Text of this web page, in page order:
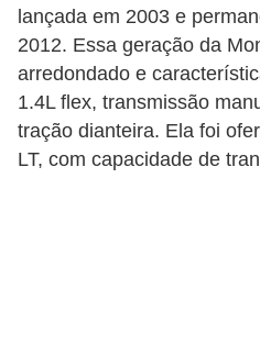
lançada em 2003 e
2012. Essa geração da
arredondado e
1.4L flex, transmissão
tração dianteira. Ela foi
LT, com capacidade de
o
b
r
e
o